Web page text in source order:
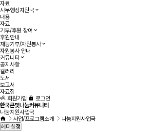
자료
사무행정지원국
내용
자료
기부/후원 참여
후원안내
재능기부/자원봉사
자원봉사 안내
커뮤니티
공지사항
갤러리
도서
보고서
자료집
회원가입
로그인
한국큰빛나눔커뮤니티
나눔지원사업국
사업/프로그램소개
나눔지원사업국
헤더설정